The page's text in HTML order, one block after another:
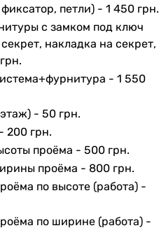
фиксатор, петли) -1 450 грн.
с замком под ключ
накладка на секрет,
-1 550
этаж) -50 грн.
-200 грн.
проёма -500 грн.
проёма - 800 грн.
по высоте (работа) -
по ширине (работа) -